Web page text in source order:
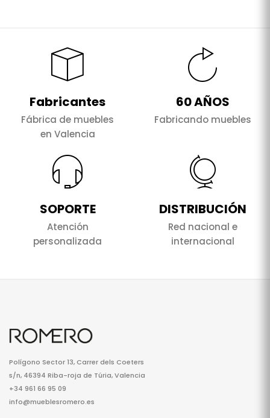
Fabricantes
Fábrica de muebles
en Valencia
60 AÑOS
Fabricando muebles
SOPORTE
Atención
personalizada
DISTRIBUCIÓN
Red nacional e
internacional
Polígono Sector 13, Carrer dels Coeters
s/n, 46394 Riba-roja de Túria, Valencia
+34 961 66 95 09
info@mueblesromero.es